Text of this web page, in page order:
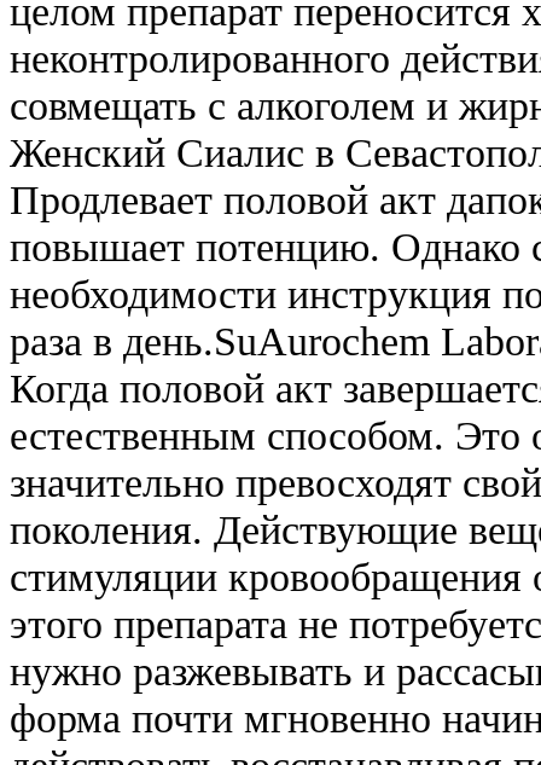
целом препарат
неконтролированного
совмещать с алкоголем и
Женский Сиалис в
Продлевает половой акт
повышает потенцию. Однако
необходимости инструкция
раза в день.SuAurochem
Когда половой акт
естественным способом. Это
значительно превосходят
поколения. Действующие
стимуляции кровообращения
этого препарата не
нужно разжевывать и
форма почти мгновенно